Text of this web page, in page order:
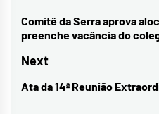
de
Post
Previous
post:
Comitê da Serra aprova
preenche vacância do
Next
Next
Ata da 14ª Reunião